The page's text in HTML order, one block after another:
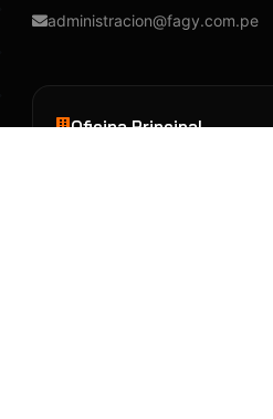
administracion@fagy.com.pe
Oficina Principal